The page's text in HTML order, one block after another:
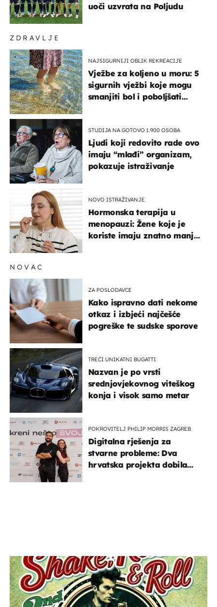
ZDRAVLJE
NAJSIGURNIJI OBLIK REKREACIJE
Vježbe za koljeno u moru: 5
sigurnih vježbi koje mogu
smanjiti bol i poboljšati
STUDIJA NA GOTOVO 1.900 OSOBA
Ljudi koji redovito rade ovo
imaju “mlađi” organizam,
pokazuje istraživanje
NOVO ISTRAŽIVANJE
Hormonska terapija u
menopauzi: Žene koje je
koriste imaju znatno manji
uoči uzvrata na Poljudu
NOVAC
ZA POSLODAVCE
Kako ispravno dati nekome
otkaz i izbjeći najčešće
pogreške te sudske sporove
TREĆI UNIKATNI BUGATTI
Nazvan je po vrsti
srednjovjekovnog viteškog
konja i visok samo metar
POKROVITELJ PHILIP MORRIS ZAGREB
Digitalna rješenja za
stvarne probleme: Dva
hrvatska projekta dobila